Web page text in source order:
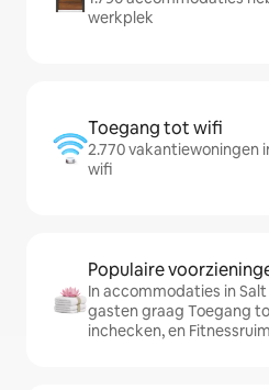
werkplek
Toegang tot wifi
2.770 vakantiewoningen
wifi
Populaire
In accommodaties in
gasten graag Toegang
inchecken, en